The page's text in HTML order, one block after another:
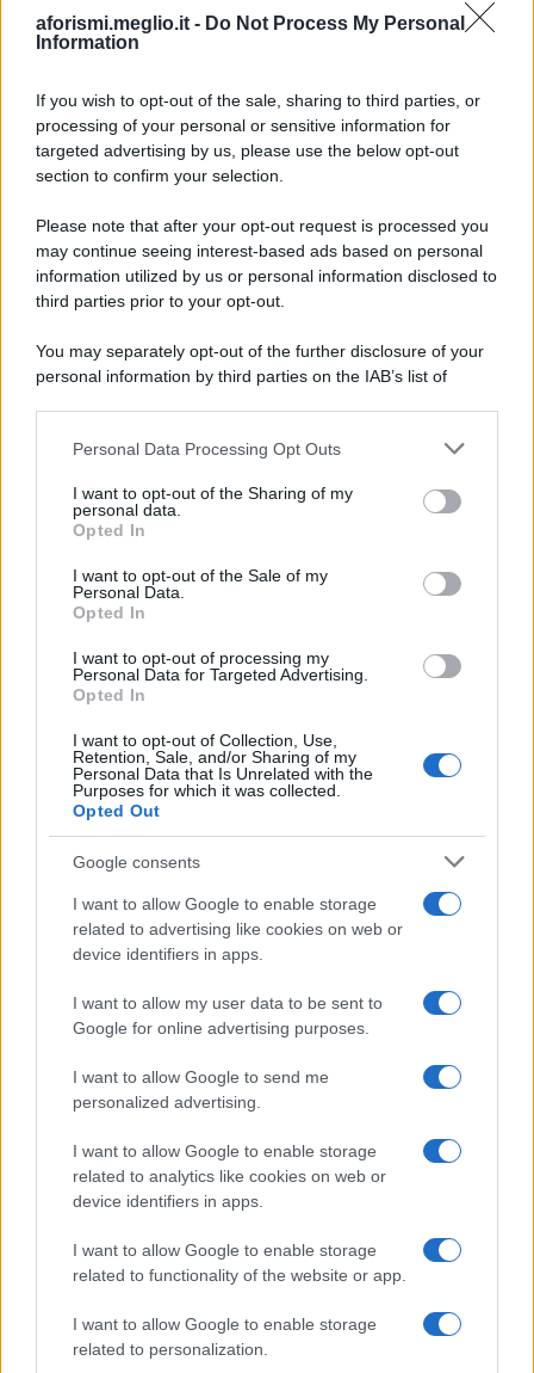
aforismi.meglio.it - Do Not Process My Personal
Information
If you wish to opt-out of the sale, sharing to third parties, or
processing of your personal or sensitive information for
targeted advertising by us, please use the below opt-out
section to confirm your selection.
Please note that after your opt-out request is processed you
may continue seeing interest-based ads based on personal
information utilized by us or personal information disclosed to
third parties prior to your opt-out.
You may separately opt-out of the further disclosure of your
personal information by third parties on the IAB’s list of
This information may also be disclosed by us to third parties
disclose it to other third parties.
Please note that this website/app uses one or more Google
services and may gather and store information including but
not limited to your visit or usage behaviour. You may click to
grant or deny consent to Google and its third-party tags to
consent section.
Personal Data Processing Opt Outs
I want to opt-out of the Sharing of my
personal data.
Opted In
I want to opt-out of the Sale of my
Personal Data.
Opted In
I want to opt-out of processing my
Personal Data for Targeted Advertising.
Opted In
I want to opt-out of Collection, Use,
Retention, Sale, and/or Sharing of my
Personal Data that Is Unrelated with the
Purposes for which it was collected.
Opted Out
Google consents
I want to allow Google to enable storage
related to advertising like cookies on web or
device identifiers in apps.
I want to allow my user data to be sent to
Google for online advertising purposes.
I want to allow Google to send me
personalized advertising.
I want to allow Google to enable storage
related to analytics like cookies on web or
device identifiers in apps.
I want to allow Google to enable storage
related to functionality of the website or app.
I want to allow Google to enable storage
related to personalization.
Ricevi LE FRASI PIÙ BELLE via e-mail
E-mail
FRASI
Frasi celebri
Frasi da condividere
Poesie
FILM
Frasi dei film
Frasi film più lette
Incipit dei film
Film più cercati
Frasi sul cinema
SERVIZI
Mappa del sito
Cookie Policy
Frasi suddivise per tema
Indice degli autori